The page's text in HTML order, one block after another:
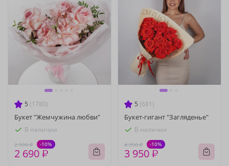
5 (1780)
Букет "Жемчужина любви"
В наличии
2 990 ₽ -10%
2 690 ₽
5 (681)
Букет-гигант "Загляденье"
В наличии
4 390 ₽ -10%
3 950 ₽